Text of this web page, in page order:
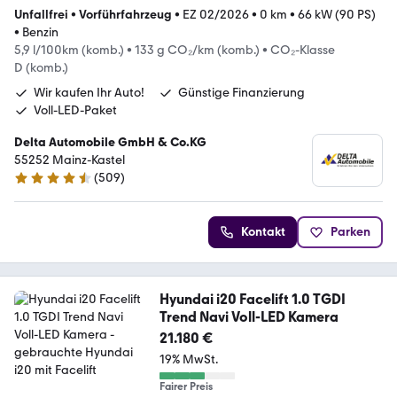
Unfallfrei • Vorführfahrzeug • EZ 02/2026• 0 km • 66 kW (90 PS)
• Benzin
5,9 l/100km (komb.) • 133 g CO₂/km (komb.) • CO₂-Klasse
D (komb.)
Wir kaufen Ihr Auto!
Günstige Finanzierung
Voll-LED-Paket
Delta Automobile GmbH & Co.KG
55252 Mainz-Kastel
4.7 Sterne
(509)
Kontakt Parken
Hyundai i20 Facelift 1.0 TGDI
Trend Navi Voll-LED Kamera
21.180 €
19% MwSt.
Fairer Preis